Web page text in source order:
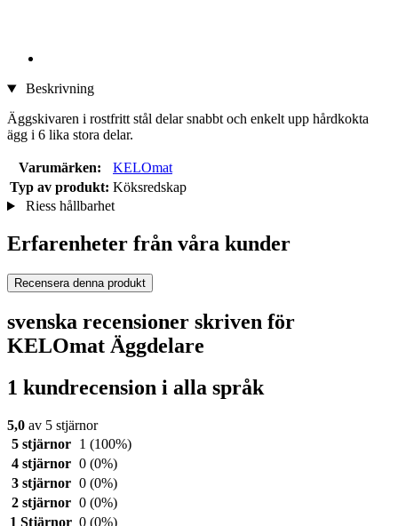
Beskrivning
Äggskivaren i rostfritt stål delar snabbt och enkelt upp hårdkokta
ägg i 6 lika stora delar.
Varumärken:
KELOmat
Typ av produkt: Köksredskap
Riess hållbarhet
Erfarenheter från våra kunder
Recensera denna produkt
svenska recensioner skriven för
KELOmat Äggdelare
1 kundrecension i alla språk
5,0 av 5 stjärnor
5 stjärnor
1 (100%)
4 stjärnor 0 (0%)
3 stjärnor 0 (0%)
2 stjärnor 0 (0%)
1 Stjärnor 0 (0%)